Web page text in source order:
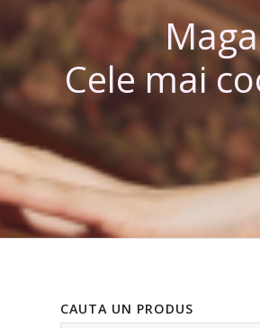
Cele mai
CAUTA UN PRODUS